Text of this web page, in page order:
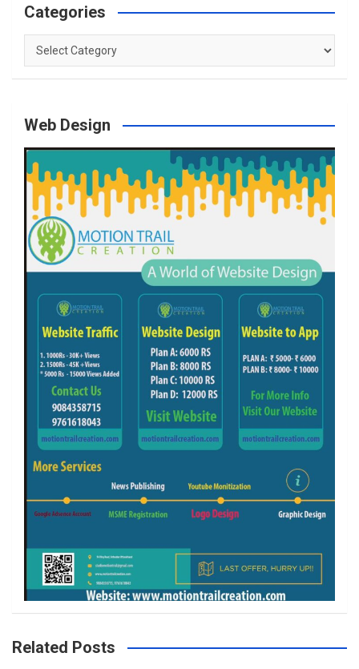
Categories
Categories
Web Design
Related Posts